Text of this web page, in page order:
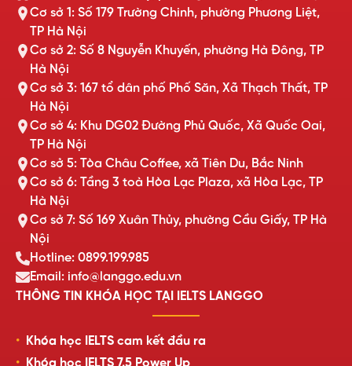
Cơ sở 1: Số 179 Trường Chinh, phường Phương Liệt,
TP Hà Nội
Cơ sở 2: Số 8 Nguyễn Khuyến, phường Hà Đông, TP
Hà Nội
Cơ sở 3: 167 tổ dân phố Phố Săn, Xã Thạch Thất, TP
Hà Nội
Cơ sở 4: Khu DG02 Đường Phủ Quốc, Xã Quốc Oai,
TP Hà Nội
Cơ sở 5: Tòa Châu Coffee, xã Tiên Du, Bắc Ninh
Cơ sở 6: Tầng 3 toà Hòa Lạc Plaza, xã Hòa Lạc, TP
Hà Nội
Cơ sở 7: Số 169 Xuân Thủy, phường Cầu Giấy, TP Hà
Nội
Hotline: 0899.199.985
Email: info@langgo.edu.vn
THÔNG TIN KHÓA HỌC TẠI IELTS LANGGO
Khóa học IELTS cam kết đầu ra
Khóa học IELTS 7.5 Power Up